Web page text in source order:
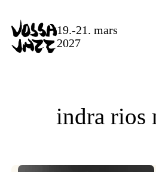
content
19.-21. mars
2027
indra rios